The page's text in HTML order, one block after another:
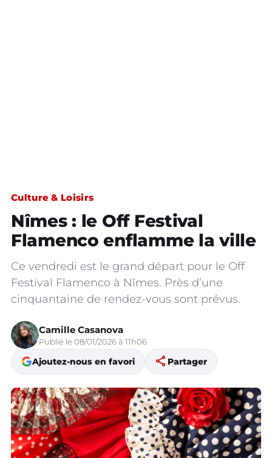
Culture & Loisirs
Nîmes : le Off Festival
Flamenco enflamme la ville
Ce vendredi est le grand départ pour le Off
Festival Flamenco à Nîmes. Près d’une
cinquantaine de rendez-vous sont prévus.
Camille Casanova
Publié le 08/01/2026 à 11h06
Ajoutez-nous en favori share Partager